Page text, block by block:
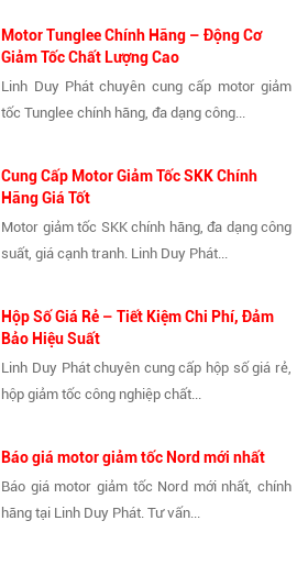
Motor Tunglee Chính Hãng – Động Cơ
Giảm Tốc Chất Lượng Cao
Linh Duy Phát chuyên cung cấp motor giảm
tốc Tunglee chính hãng, đa dạng công...
Cung Cấp Motor Giảm Tốc SKK Chính
Hãng Giá Tốt
Motor giảm tốc SKK chính hãng, đa dạng công
suất, giá cạnh tranh. Linh Duy Phát...
Hộp Số Giá Rẻ – Tiết Kiệm Chi Phí, Đảm
Bảo Hiệu Suất
Linh Duy Phát chuyên cung cấp hộp số giá rẻ,
hộp giảm tốc công nghiệp chất...
Báo giá motor giảm tốc Nord mới nhất
Báo giá motor giảm tốc Nord mới nhất, chính
hãng tại Linh Duy Phát. Tư vấn...